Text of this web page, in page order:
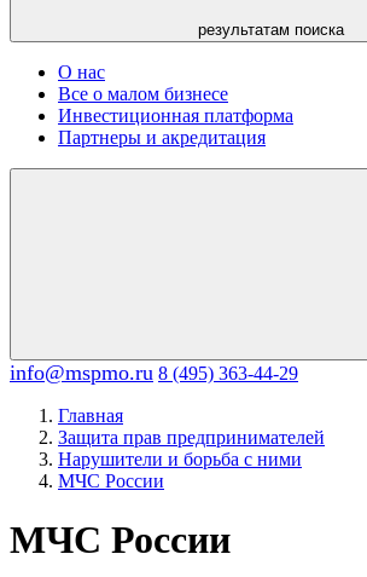
результатам поиска
О нас
Все о малом бизнесе
Инвестиционная платформа
Партнеры и акредитация
info@mspmo.ru 8 (495) 363-44-29
Главная
Защита прав предпринимателей
Нарушители и борьба с ними
МЧС России
МЧС России